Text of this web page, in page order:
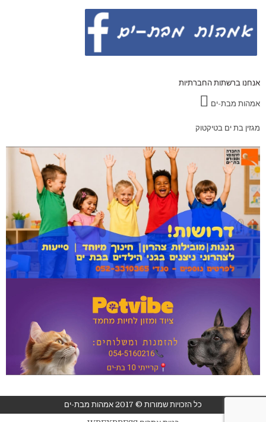
אנחנו ברשתות החברתיות
אמהות מבת-ים
מגזין בת ים בטיקטוק
כל הזכויות שמורות © 2017 אמהות מבת-ים